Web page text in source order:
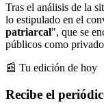
Tras el análisis de la
lo estipulado en el
patriarcal", que se
públicos como
📰 Tu edición de hoy
Recibe el